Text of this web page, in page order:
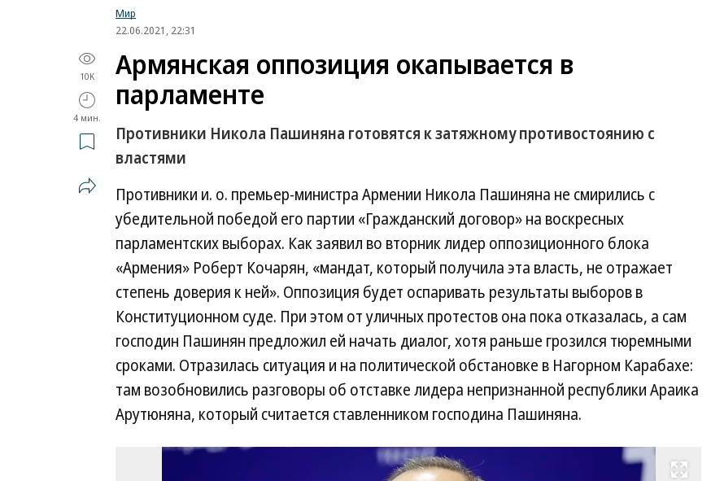
Мир
22.06.2021, 22:31
10K
4 мин.
Армянская оппозиция окапывается в
парламенте
Противники Никола Пашиняна готовятся к затяжному противостоянию с
властями
Противники и. о. премьер-министра Армении Никола Пашиняна не смирились с
убедительной победой его партии «Гражданский договор» на воскресных
парламентских выборах. Как заявил во вторник лидер оппозиционного блока
«Армения» Роберт Кочарян, «мандат, который получила эта власть, не отражает
степень доверия к ней». Оппозиция будет оспаривать результаты выборов в
Конституционном суде. При этом от уличных протестов она пока отказалась, а сам
господин Пашинян предложил ей начать диалог, хотя раньше грозился тюремными
сроками. Отразилась ситуация и на политической обстановке в Нагорном Карабахе:
там возобновились разговоры об отставке лидера непризнанной республики Араика
Арутюняна, который считается ставленником господина Пашиняна.
Развернуть на весь экран